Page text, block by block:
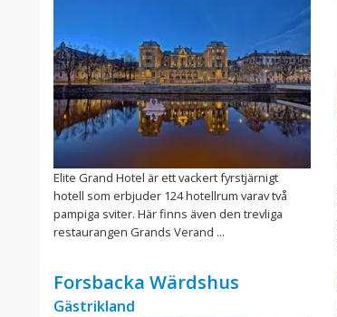
Elite Grand Hotel är ett vackert fyrstjärnigt
hotell som erbjuder 124 hotellrum varav två
pampiga sviter. Här finns även den trevliga
restaurangen Grands Verand ...
Forsbacka Wärdshus
Gästrikland